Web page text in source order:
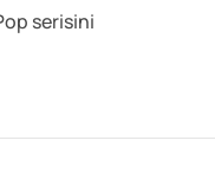
serisini